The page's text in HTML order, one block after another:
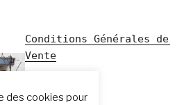
Conditions Générales de
Vente
des cookies pour